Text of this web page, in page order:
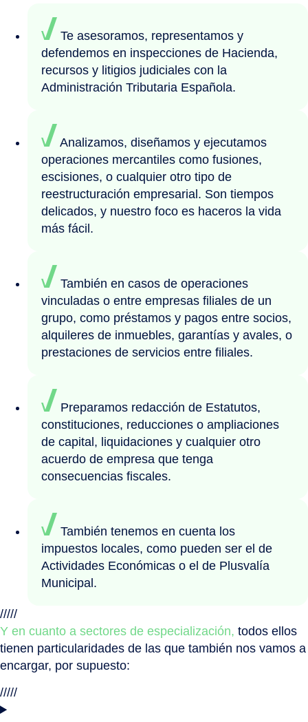
Te asesoramos, representamos y
defendemos en inspecciones de Hacienda,
recursos y litigios judiciales con la
Administración Tributaria Española.
Analizamos, diseñamos y ejecutamos
operaciones mercantiles como fusiones,
escisiones, o cualquier otro tipo de
reestructuración empresarial. Son tiempos
delicados, y nuestro foco es haceros la vida
más fácil.
También en casos de operaciones
vinculadas o entre empresas filiales de un
grupo, como préstamos y pagos entre socios,
alquileres de inmuebles, garantías y avales, o
prestaciones de servicios entre filiales.
Preparamos redacción de Estatutos,
constituciones, reducciones o ampliaciones
de capital, liquidaciones y cualquier otro
acuerdo de empresa que tenga
consecuencias fiscales.
También tenemos en cuenta los
impuestos locales, como pueden ser el de
Actividades Económicas o el de Plusvalía
Municipal.
/////
Y en cuanto a sectores de especialización, todos ellos
tienen particularidades de las que también nos vamos a
encargar, por supuesto:
/////